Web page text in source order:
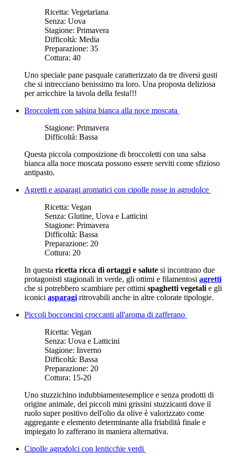
Ricetta: Vegetariana
Senza: Uova
Stagione: Primavera
Difficoltà: Media
Preparazione: 35
Cottura: 40
Uno speciale pane pasquale caratterizzato da tre diversi gusti
che si intrecciano benissimo tra loro. Una proposta deliziosa
per arricchire la tavola della festa!!!
Broccoletti con salsina bianca alla noce moscata
Stagione: Primavera
Difficoltà: Bassa
Questa piccola composizione di broccoletti con una salsa
bianca alla noce moscata possono essere serviti come sfizioso
antipasto.
Agretti e asparagi aromatici con cipolle rosse in agrodolce
Ricetta: Vegan
Senza: Glutine, Uova e Latticini
Stagione: Primavera
Difficoltà: Bassa
Preparazione: 20
Cottura: 20
In questa ricetta ricca di ortaggi e salute si incontrano due
protagonisti stagionali in verde, gli ottimi e filamentosi agretti
che si potrebbero scambiare per ottimi spaghetti vegetali e gli
iconici asparagi ritrovabili anche in altre colorate tipologie.
Piccoli bocconcini croccanti all'aroma di zafferano
Ricetta: Vegan
Senza: Uova e Latticini
Stagione: Inverno
Difficoltà: Bassa
Preparazione: 20
Cottura: 15-20
Uno stuzzichino indubbiamentesemplice e senza prodotti di
origine animale, dei piccoli mini grissini stuzzicanti dove il
ruolo super positivo dell'olio da olive è valorizzato come
aggregante e elemento determinante alla friabilità finale e
impiegato lo zafferano in maniera alternativa.
Cipolle agrodolci con lenticchie verdi